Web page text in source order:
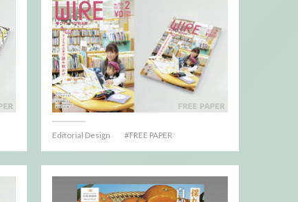
Editorial Design FREE PAPER